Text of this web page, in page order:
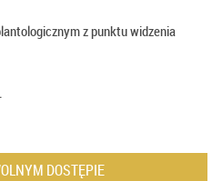
z punktu widzenia
DOSTĘPIE